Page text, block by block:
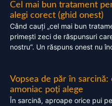
Cel mai bun tratament
alegi corect (ghid onest)
Când cauți „cel mai bun
primești zeci de răspunsuri
nostru”. Un răspuns onest nu
Vopsea de păr în
amoniac poți alege
În sarcină, aproape orice pui